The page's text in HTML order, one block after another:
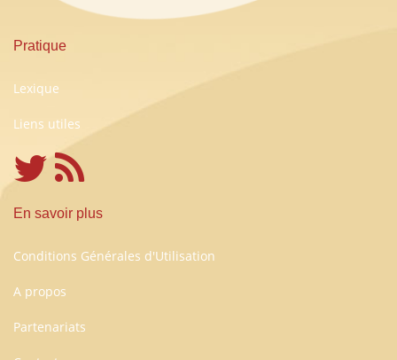
Pratique
Lexique
Liens utiles
En savoir plus
Conditions Générales d'Utilisation
A propos
Partenariats